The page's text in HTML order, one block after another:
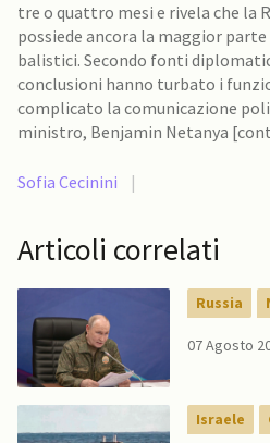
tre o quattro mesi e rivela che la
possiede ancora la maggior
balistici. Secondo fonti
conclusioni hanno turbato i
complicato la comunicazione
ministro, Benjamin Netanya
Sofia Cecinini |
Articoli correlati
Russia
07 Agosto
Israele